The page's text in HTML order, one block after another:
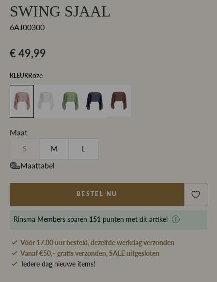
SWING SJAAL
6AJ00300
€ 49,99
KLEURRoze
Maat
S M L
Maattabel
BESTEL NU
Rinsma Members sparen 151 punten met dit artikel
Vóór 17.00 uur besteld, dezelfde werkdag verzonden
Vanaf €50,- gratis verzonden, SALE uitgesloten
Iedere dag nieuwe items!